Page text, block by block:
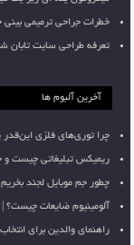
خطرات جراحی ترمیمی
تعرفه طراحی سایت تابان
آخرین آلبوم ها
چرا توری‌های فلزی این‌قدر
ریمیکس تبلیغاتی چیست و
چطور جم موبایل لجند
آلومینیوم ضایعات چیست؟
راهنمای والدین برای